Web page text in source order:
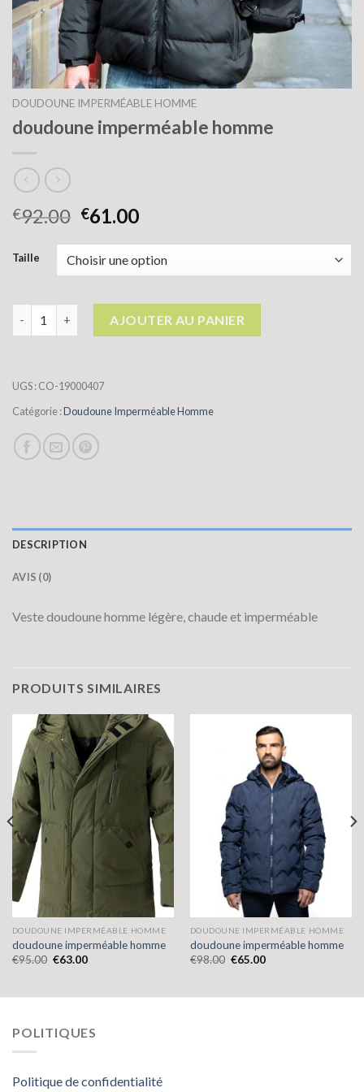
DOUDOUNE IMPERMÉABLE HOMME
doudoune imperméable homme
€92.00 €61.00
Taille
AJOUTER AU PANIER
UGS :CO-19000407
Catégorie :Doudoune Imperméable Homme
DESCRIPTION
AVIS (0)
Veste doudoune homme légère, chaude et imperméable
PRODUITS SIMILAIRES
DOUDOUNE IMPERMÉABLE HOMME
doudoune imperméable homme
€95.00 €63.00
DOUDOUNE IMPERMÉABLE HOMME
doudoune imperméable homme
€98.00 €65.00
POLITIQUES
Politique de confidentialité